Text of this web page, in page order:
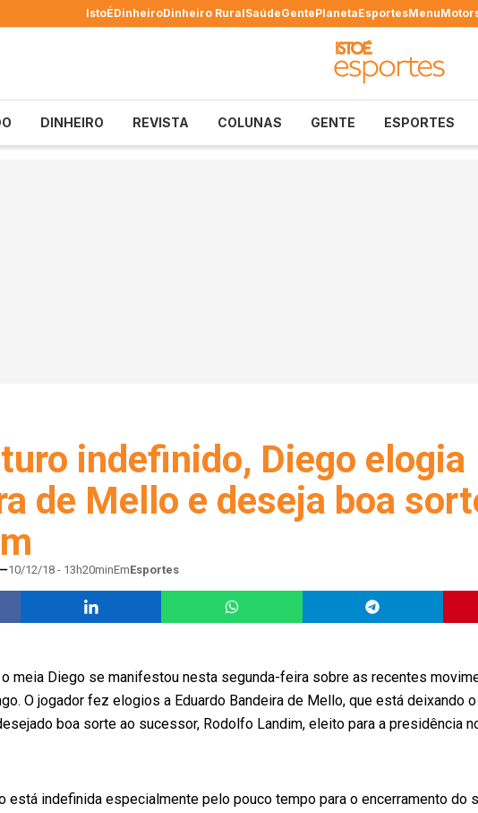
IstoÉDinheiroDinheiro RuralSaúdeGentePlanetaEsportesMenu
DINHEIRO REVISTA COLUNAS GENTE ESPORTES
indefinido, Diego elogia
de Mello e deseja boa
10/12/18 - 13h20minEmEsportes
meia Diego se manifestou nesta segunda-feira sobre as recentes
O jogador fez elogios a Eduardo Bandeira de Mello, que está deixando
boa sorte ao sucessor, Rodolfo Landim, eleito para a presidência
está indefinida especialmente pelo pouco tempo para o encerramento do